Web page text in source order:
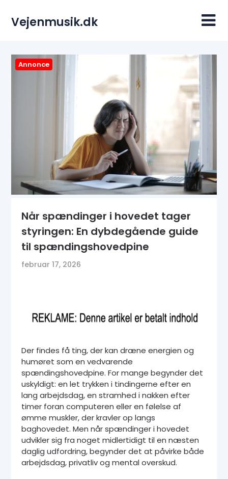
content
Vejenmusik.dk
Annonce
Når spændinger i hovedet tager
styringen: En dybdegående guide
til spændingshovedpine
februar 17, 2026
Der findes få ting, der kan dræne energien og
humøret som en vedvarende
spændingshovedpine. For mange begynder det
uskyldigt: en let trykken i tindingerne efter en
lang arbejdsdag, en stramhed i nakken efter
timer foran computeren eller en følelse af
ømme muskler, der kravler op langs
baghovedet. Men når spændinger i hovedet
udvikler sig fra noget midlertidigt til en næsten
daglig udfordring, begynder det at påvirke både
arbejdsdag, privatliv og mental overskud.